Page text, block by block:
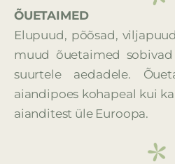
ÕUETAIMED
Elupuud, põõsad,
muud õuetaimed
suurtele aedadele.
aiandipoes kohapeal kui
aianditest üle Euroopa.